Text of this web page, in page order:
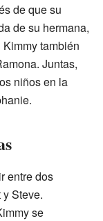
de que su
de su hermana,
también
Juntas,
niños en la
entre dos
Steve.
se